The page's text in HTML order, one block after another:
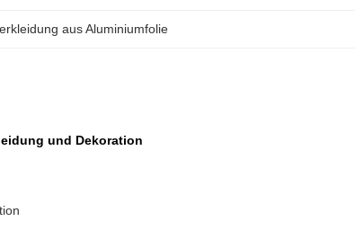
aus Aluminiumfolie
und Dekoration